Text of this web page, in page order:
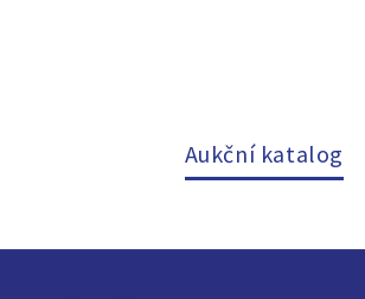
Aukční katalog